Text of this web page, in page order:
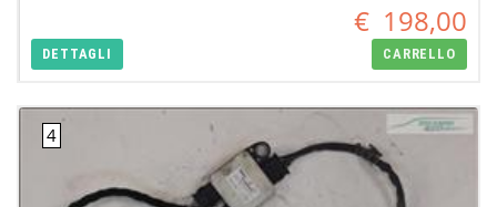
€ 198,00
DETTAGLI CARRELLO